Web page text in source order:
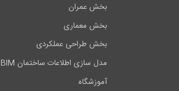
بخش عمران
بخش معماری
بخش طراحی عملکردی
مدل سازی اطلاعات ساختمان BIM
آموزشگاه